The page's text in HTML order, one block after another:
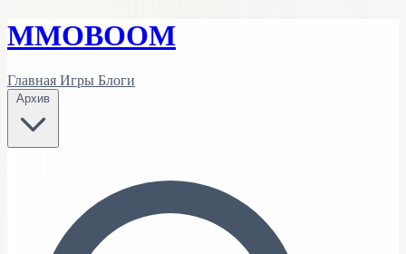
MMOBOOM
Главная Игры Блоги
Архив